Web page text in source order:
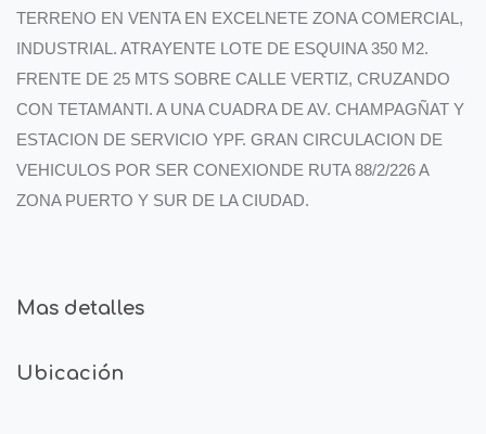
TERRENO EN VENTA EN EXCELNETE ZONA COMERCIAL,
INDUSTRIAL. ATRAYENTE LOTE DE ESQUINA 350 M2.
FRENTE DE 25 MTS SOBRE CALLE VERTIZ, CRUZANDO
CON TETAMANTI. A UNA CUADRA DE AV. CHAMPAGÑAT Y
ESTACION DE SERVICIO YPF. GRAN CIRCULACION DE
VEHICULOS POR SER CONEXIONDE RUTA 88/2/226 A
ZONA PUERTO Y SUR DE LA CIUDAD.
Mas detalles
Ubicación